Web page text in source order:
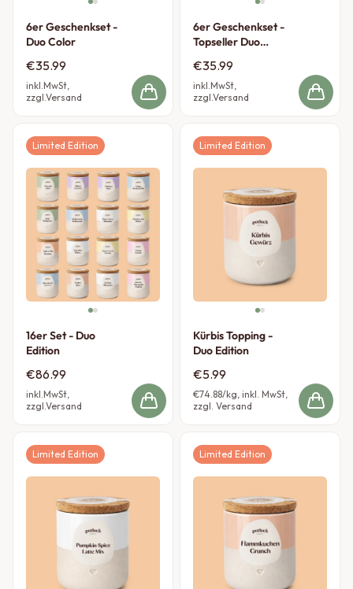
6er Geschenkset -
Duo Color
€35.99
inkl.MwSt,
zzgl.Versand
6er Geschenkset -
Topseller Duo
€35.99
inkl.MwSt,
zzgl.Versand
Limited Edition
16er Set - Duo
Edition
€86.99
inkl.MwSt,
zzgl.Versand
Limited Edition
Kürbis Topping -
Duo Edition
€5.99
€74.88/kg, inkl. MwSt,
zzgl. Versand
Limited Edition Limited Edition